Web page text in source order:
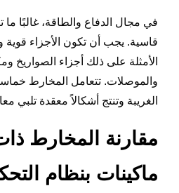
في مجال الدفاع والطاقة، غالبًا ما
قاسية. يجب أن تكون الأجزاء قوية
الأمثلة على ذلك أجزاء الصواريخ
والموصلات. تتعامل المخارط
الغريبة وتنتج أشكالاً معقدة تلبي
ماكينات بنظام